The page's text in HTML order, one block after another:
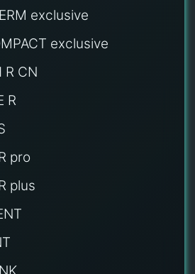
exclusive
exclusive
R CN
R
pro
plus